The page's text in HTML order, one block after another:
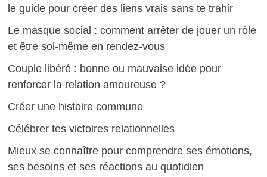
le guide pour créer des liens vrais sans te trahir
Le masque social : comment arrêter de jouer un rôle
et être soi-même en rendez-vous
Couple libéré : bonne ou mauvaise idée pour
renforcer la relation amoureuse ?
Créer une histoire commune
Célébrer tes victoires relationnelles
Mieux se connaître pour comprendre ses émotions,
ses besoins et ses réactions au quotidien